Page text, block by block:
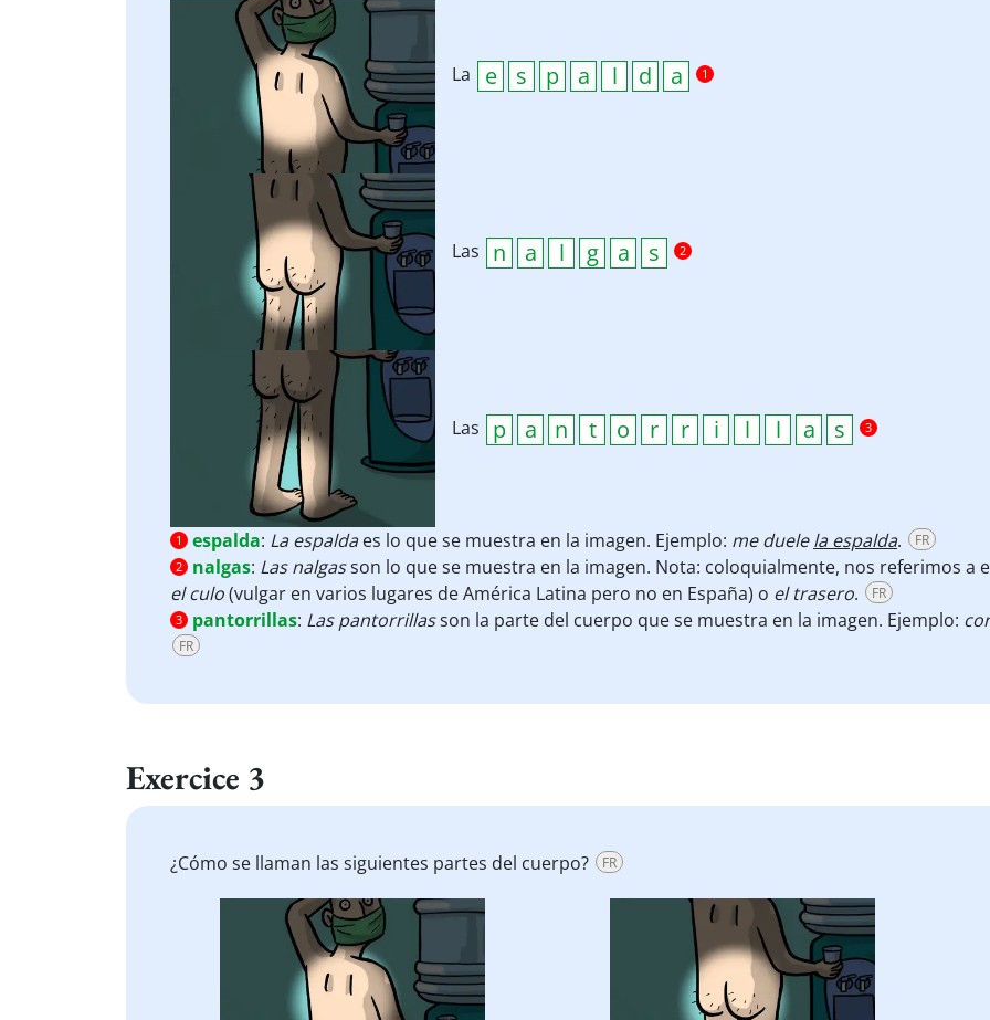
La 1
Las 2
Las 3
1 espalda: La espaldaes lo que se muestra en la imagen. Ejemplo: me duelela espalda. FR
2 nalgas: Las nalgasson lo que se muestra en la imagen. Nota: coloquialmente, nos referimos a
el culo(vulgar en varios lugares de América Latina pero no en España) o el trasero. FR
3 pantorrillas: Las pantorrillasson la parte del cuerpo que se muestra en la imagen. Ejemplo:
FR
Exercice 3
¿Cómo se llaman las siguientes partes del cuerpo? FR